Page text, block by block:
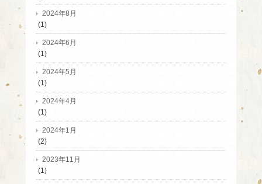
2024年8月
(1)
2024年6月
(1)
2024年5月
(1)
2024年4月
(1)
2024年1月
(2)
2023年11月
(1)